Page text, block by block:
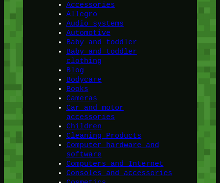
Accessories
Allegro
Audio systems
Automotive
Baby and toddler
Baby and toddler
clothing
Blog
Bodycare
Books
Cameras
Car and motor
accessories
Children
Cleaning Products
Computer hardware and
software
Computers and Internet
Consoles and accessories